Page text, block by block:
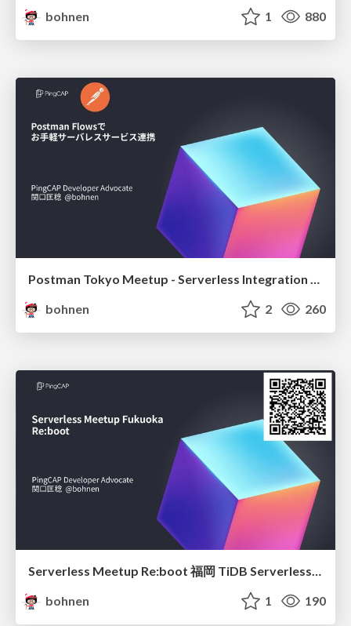
bohnen
1 880
Postman Tokyo Meetup - Serverless Integration with Flows
bohnen
2 260
Serverless Meetup Re:boot 福岡 TiDB Serverlessの紹介
bohnen
1 190